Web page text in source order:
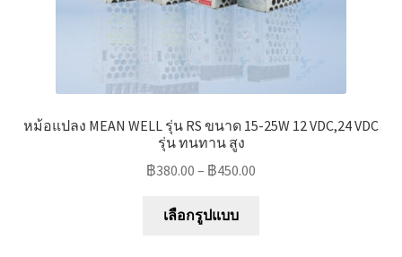
หม้อแปลง MEAN WELL รุ่น RS ขนาด 15-25W 12 VDC,24 VDC
รุ่น ทนทาน สูง
฿380.00 – ฿450.00
เลือกรูปแบบ